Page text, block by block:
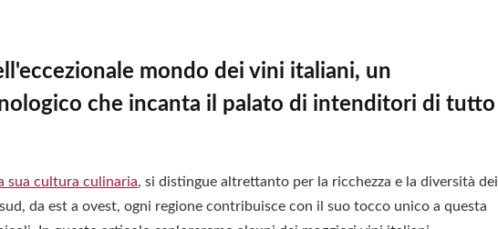
mondo dei vini italiani, un
che incanta il palato di intenditori di tutto
sua cultura culinaria, si distingue altrettanto per la ricchezza e la diversità dei
da est a ovest, ogni regione contribuisce con il suo tocco unico a questa